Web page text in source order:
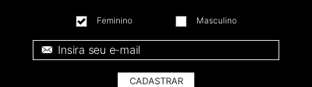
Feminino Masculino
CADASTRAR